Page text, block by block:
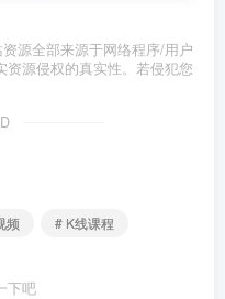
源全部来源于网络程序/用户
源侵权的真实性。若侵犯您
频 # K线课程
下吧